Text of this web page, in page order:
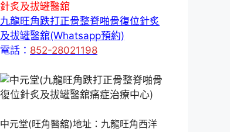
針炙及拔罐醫舘
九龍旺角跌打正骨整脊啪骨復位針炙
及拔罐醫舘(Whatsapp預約)
電話： 852-28021198
中元堂(旺角醫舘)地址：九龍旺角西洋